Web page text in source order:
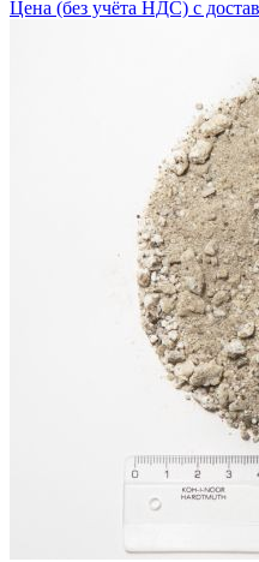
Цена (без учёта НДС) с